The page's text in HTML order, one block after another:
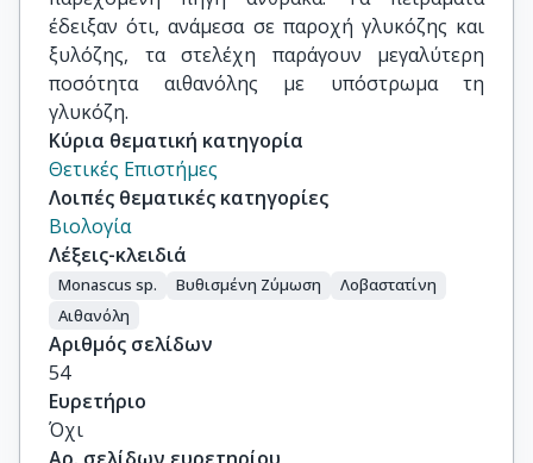
έδειξαν ότι, ανάμεσα σε παροχή γλυκόζης και
ξυλόζης, τα στελέχη παράγουν μεγαλύτερη
ποσότητα αιθανόλης με υπόστρωμα τη
γλυκόζη.
Κύρια θεματική κατηγορία
Θετικές Επιστήμες
Λοιπές θεματικές κατηγορίες
Βιολογία
Λέξεις-κλειδιά
Monascus sp. Βυθισμένη Ζύμωση
Λοβαστατίνη
Αιθανόλη
Αριθμός σελίδων
54
Ευρετήριο
Όχι